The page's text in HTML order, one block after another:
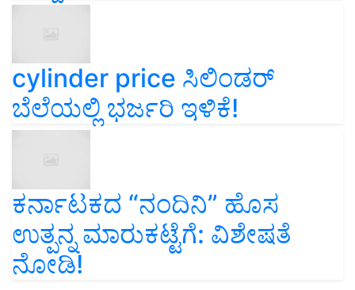
cylinder price ಸಿಲಿಂಡರ್‌
ಬೆಲೆಯಲ್ಲಿ ಭರ್ಜರಿ ಇಳಿಕೆ!
ಕರ್ನಾಟಕದ “ನಂದಿನಿ” ಹೊಸ
ಉತ್ಪನ್ನ ಮಾರುಕಟ್ಟೆಗೆ: ವಿಶೇಷತೆ
ನೋಡಿ!